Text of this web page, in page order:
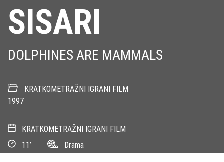
SISARI
DOLPHINES ARE MAMMALS
KRATKOMETRAŽNI IGRANI FILM
1997
KRATKOMETRAŽNI IGRANI FILM
11’
Drama